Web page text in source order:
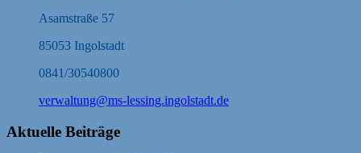
Asamstraße 57
85053 Ingolstadt
0841/30540800
verwaltung@ms-lessing.ingolstadt.de
Aktuelle Beiträge